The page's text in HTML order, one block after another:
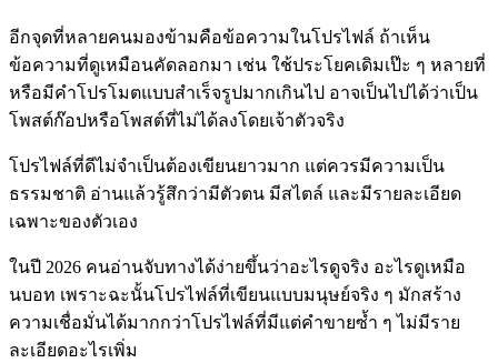
อีกจุดที่หลายคนมองข้ามคือข้อความในโปรไฟล์ ถ้าเห็น
ข้อความที่ดูเหมือนคัดลอกมา เช่น ใช้ประโยคเดิมเป๊ะ ๆ หลายที่
หรือมีคำโปรโมตแบบสำเร็จรูปมากเกินไป อาจเป็นไปได้ว่าเป็น
โพสต์ก๊อปหรือโพสต์ที่ไม่ได้ลงโดยเจ้าตัวจริง
โปรไฟล์ที่ดีไม่จำเป็นต้องเขียนยาวมาก แต่ควรมีความเป็น
ธรรมชาติ อ่านแล้วรู้สึกว่ามีตัวตน มีสไตล์ และมีรายละเอียด
เฉพาะของตัวเอง
ในปี 2026 คนอ่านจับทางได้ง่ายขึ้นว่าอะไรดูจริง อะไรดูเหมือ
นบอท เพราะฉะนั้นโปรไฟล์ที่เขียนแบบมนุษย์จริง ๆ มักสร้าง
ความเชื่อมั่นได้มากกว่าโปรไฟล์ที่มีแต่คำขายซ้ำ ๆ ไม่มีราย
ละเอียดอะไรเพิ่ม